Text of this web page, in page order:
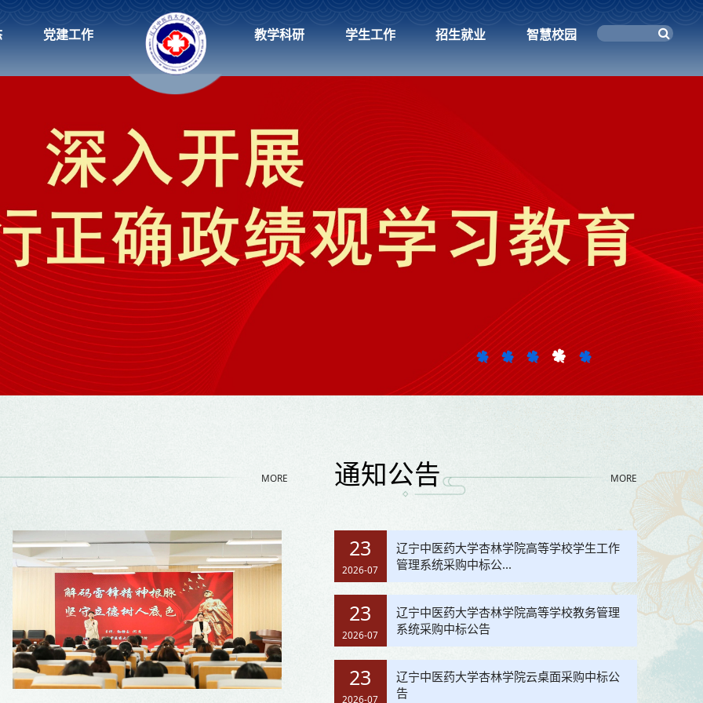
党建工作 教学科研 学生工作 招生就业 智慧校园
MORE 通知公告 MORE
23
2026-07
辽宁中医药大学杏林学院高等学校学生工作
管理系统采购中标公...
23
2026-07
辽宁中医药大学杏林学院高等学校教务管理
系统采购中标公告
23
2026-07
辽宁中医药大学杏林学院云桌面采购中标公
告